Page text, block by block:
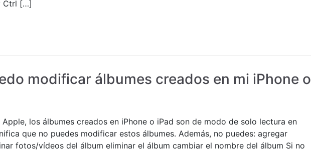
Ctrl […]
modificar álbumes creados en mi iPhone o
los álbumes creados en iPhone o iPad son de modo de solo lectura en
que no puedes modificar estos álbumes. Además, no puedes: agregar
fotos/vídeos del álbum eliminar el álbum cambiar el nombre del álbum Si no